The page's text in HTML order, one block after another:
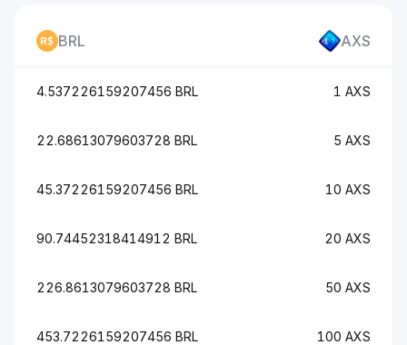
BRL AXS
4.537226159207456 BRL 1 AXS
22.68613079603728 BRL 5 AXS
45.37226159207456 BRL 10 AXS
90.74452318414912 BRL 20 AXS
226.8613079603728 BRL 50 AXS
453.7226159207456 BRL 100 AXS